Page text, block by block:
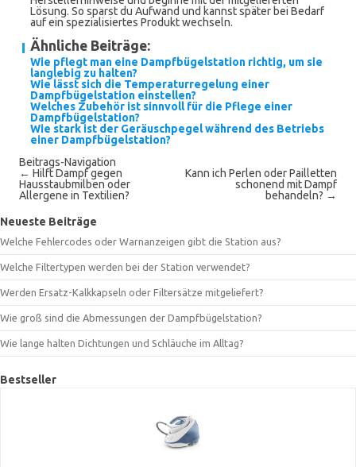
Lösung. So sparst du Aufwand und kannst später bei Bedarf
auf ein spezialisiertes Produkt wechseln.
Ähnliche Beiträge:
Wie pflegt man eine Dampfbügelstation richtig, um sie
langlebig zu halten?
Wie lässt sich die Temperaturregelung einer
Dampfbügelstation einstellen?
Welches Zubehör ist sinnvoll für die Pflege einer
Dampfbügelstation?
Wie stark ist der Geräuschpegel während des Betriebs
einer Dampfbügelstation?
Beitrags-Navigation
← Hilft Dampf gegen
Hausstaubmilben oder
Allergene in Textilien?
Kann ich Perlen oder Pailletten
schonend mit Dampf
behandeln? →
Neueste Beiträge
Welche Fehlercodes oder Warnanzeigen gibt die Station aus?
Welche Filtertypen werden bei der Station verwendet?
Werden Ersatz-Kalkkapseln oder Filtersätze mitgeliefert?
Wie groß sind die Abmessungen der Dampfbügelstation?
Wie lange halten Dichtungen und Schläuche im Alltag?
Bestseller